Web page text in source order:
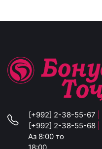
[+992] 2-38-55-67
[+992] 2-38-55-68
Аз 8:00 то
18:00